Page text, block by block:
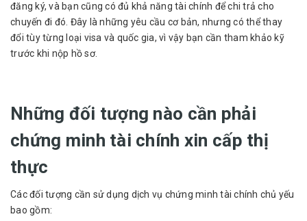
đăng ký, và bạn cũng có đủ khả năng tài chính để chi trả cho
chuyến đi đó. Đây là những yêu cầu cơ bản, nhưng có thể thay
đổi tùy từng loại visa và quốc gia, vì vậy bạn cần tham khảo kỹ
trước khi nộp hồ sơ.
Những đối tượng nào cần phải
chứng minh tài chính xin cấp thị
thực
Các đối tượng cần sử dụng dịch vụ chứng minh tài chính chủ yếu
bao gồm: